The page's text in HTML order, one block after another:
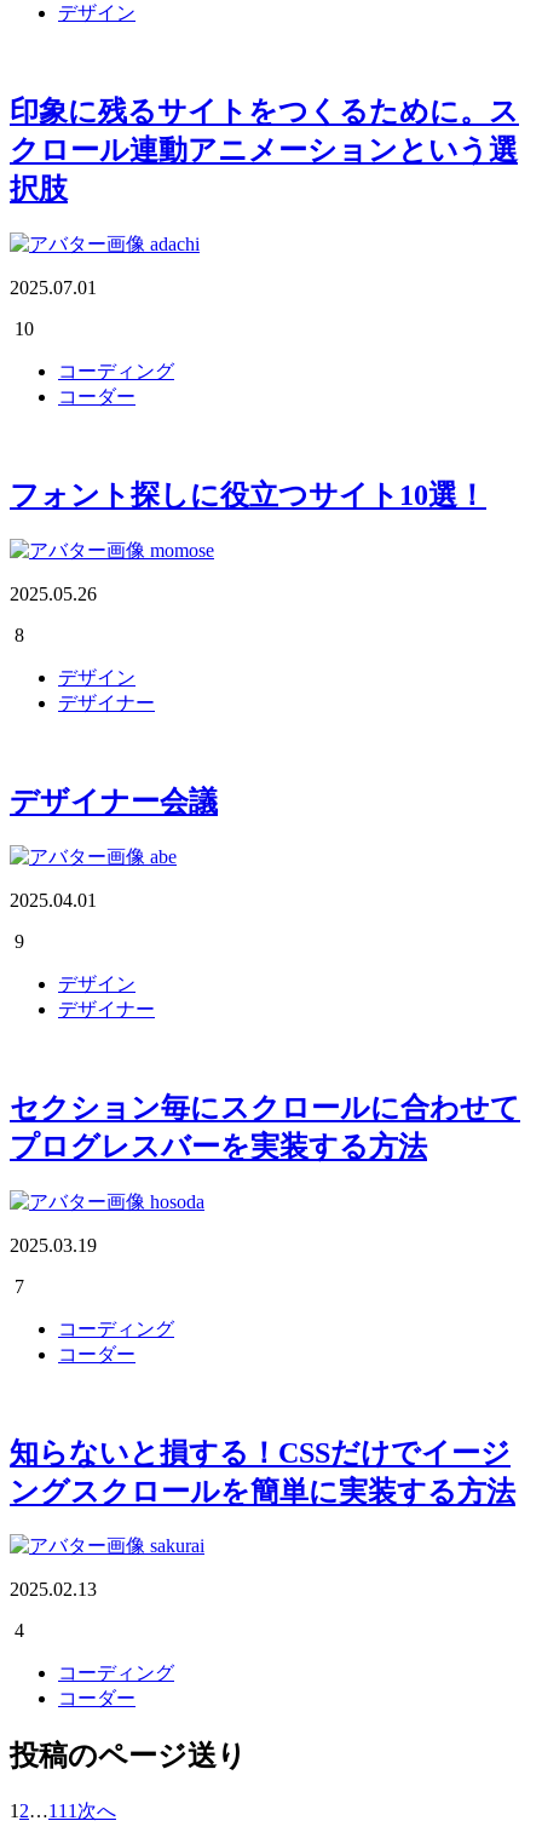
デザイン
印象に残るサイトをつくるために。ス
クロール連動アニメーションという選
択肢
adachi
2025.07.01
10
コーディング
コーダー
フォント探しに役立つサイト10選！
momose
2025.05.26
8
デザイン
デザイナー
デザイナー会議
abe
2025.04.01
9
デザイン
デザイナー
セクション毎にスクロールに合わせて
プログレスバーを実装する方法
hosoda
2025.03.19
7
コーディング
コーダー
知らないと損する！CSSだけでイージ
ングスクロールを簡単に実装する方法
sakurai
2025.02.13
4
コーディング
コーダー
投稿のページ送り
1 2…111 次へ